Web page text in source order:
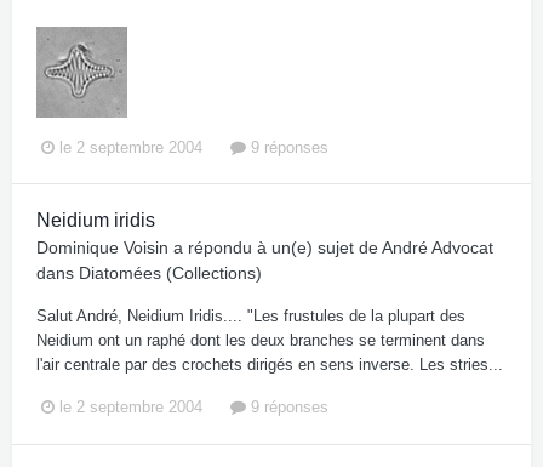
le 2 septembre 2004 9 réponses
Neidium iridis
Dominique Voisin a répondu à un(e) sujet deAndré Advocat
dans Diatomées (Collections)
Salut André, Neidium Iridis.... "Les frustules de la plupart des
Neidium ont un raphé dont les deux branches se terminent dans
l'air centrale par des crochets dirigés en sens inverse. Les stries...
le 2 septembre 2004 9 réponses